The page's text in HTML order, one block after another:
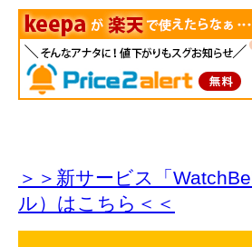
＞＞新サービス「
ル）はこちら＜＜